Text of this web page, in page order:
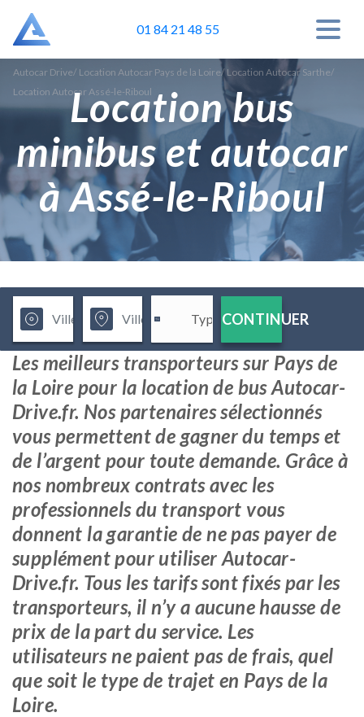
01 84 21 48 55
Autocar Drive/ Location Autocar Pays de la Loire/ Location Autocar Sarthe/
Location Autocar Assé-le-Riboul
Location bus
minibus et autocar
à Assé-le-Riboul
CONTINUER
Les meilleurs transporteurs sur Pays de
la Loire pour la location de bus Autocar-
Drive.fr. Nos partenaires sélectionnés
vous permettent de gagner du temps et
de l’argent pour toute demande. Grâce à
nos nombreux contrats avec les
professionnels du transport vous
donnent la garantie de ne pas payer de
supplément pour utiliser Autocar-
Drive.fr. Tous les tarifs sont fixés par les
transporteurs, il n’y a aucune hausse de
prix de la part du service. Les
utilisateurs ne paient pas de frais, quel
que soit le type de trajet en Pays de la
Loire.